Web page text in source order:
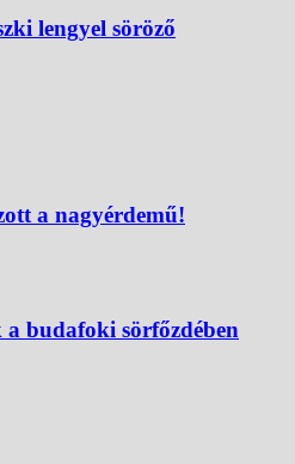
lengyel söröző
a nagyérdemű!
a budafoki sörfőzdében